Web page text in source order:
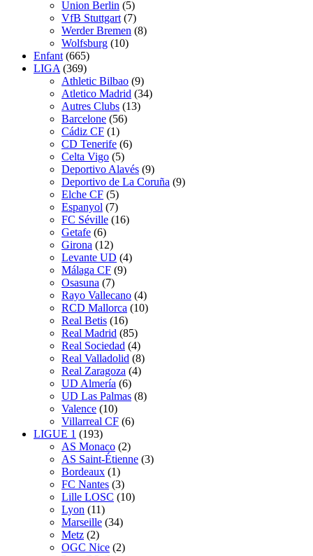
Union Berlin (5)
VfB Stuttgart (7)
Werder Bremen (8)
Wolfsburg (10)
Enfant (665)
LIGA (369)
Athletic Bilbao (9)
Atletico Madrid (34)
Autres Clubs (13)
Barcelone (56)
Cádiz CF (1)
CD Tenerife (6)
Celta Vigo (5)
Deportivo Alavés (9)
Deportivo de La Coruña (9)
Elche CF (5)
Espanyol (7)
FC Séville (16)
Getafe (6)
Girona (12)
Levante UD (4)
Málaga CF (9)
Osasuna (7)
Rayo Vallecano (4)
RCD Mallorca (10)
Real Betis (16)
Real Madrid (85)
Real Sociedad (4)
Real Valladolid (8)
Real Zaragoza (4)
UD Almería (6)
UD Las Palmas (8)
Valence (10)
Villarreal CF (6)
LIGUE 1 (193)
AS Monaco (2)
AS Saint-Étienne (3)
Bordeaux (1)
FC Nantes (3)
Lille LOSC (10)
Lyon (11)
Marseille (34)
Metz (2)
OGC Nice (2)